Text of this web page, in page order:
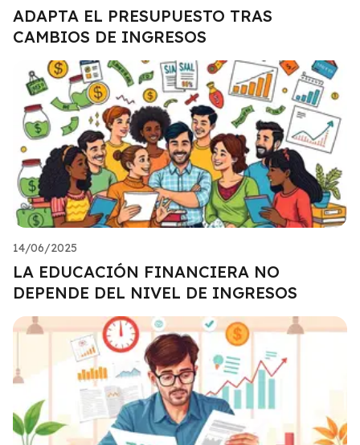
ADAPTA EL PRESUPUESTO TRAS
CAMBIOS DE INGRESOS
14/06/2025
LA EDUCACIÓN FINANCIERA NO
DEPENDE DEL NIVEL DE INGRESOS